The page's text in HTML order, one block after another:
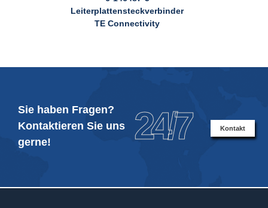
Leiterplattensteckverbinder
TE Connectivity
Sie haben Fragen?
Kontaktieren Sie uns
gerne!
24/7 Kontakt